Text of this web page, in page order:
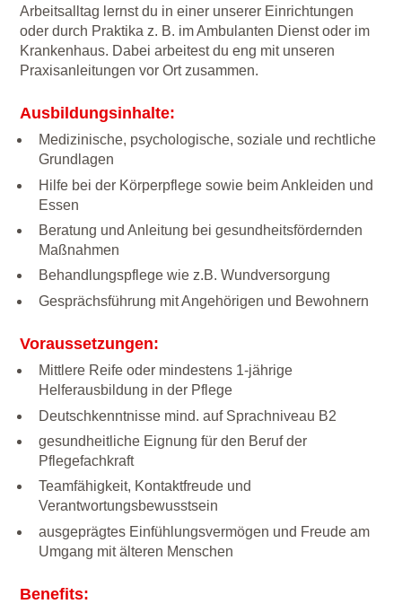
Arbeitsalltag lernst du in einer unserer Einrichtungen
oder durch Praktika z. B. im Ambulanten Dienst oder im
Krankenhaus. Dabei arbeitest du eng mit unseren
Praxisanleitungen vor Ort zusammen.
Ausbildungsinhalte:
Medizinische, psychologische, soziale und rechtliche
Grundlagen
Hilfe bei der Körperpflege sowie beim Ankleiden und
Essen
Beratung und Anleitung bei gesundheitsfördernden
Maßnahmen
Behandlungspflege wie z.B. Wundversorgung
Gesprächsführung mit Angehörigen und Bewohnern
Voraussetzungen:
Mittlere Reife oder mindestens 1-jährige
Helferausbildung in der Pflege
Deutschkenntnisse mind. auf Sprachniveau B2
gesundheitliche Eignung für den Beruf der
Pflegefachkraft
Teamfähigkeit, Kontaktfreude und
Verantwortungsbewusstsein
ausgeprägtes Einfühlungsvermögen und Freude am
Umgang mit älteren Menschen
Benefits: